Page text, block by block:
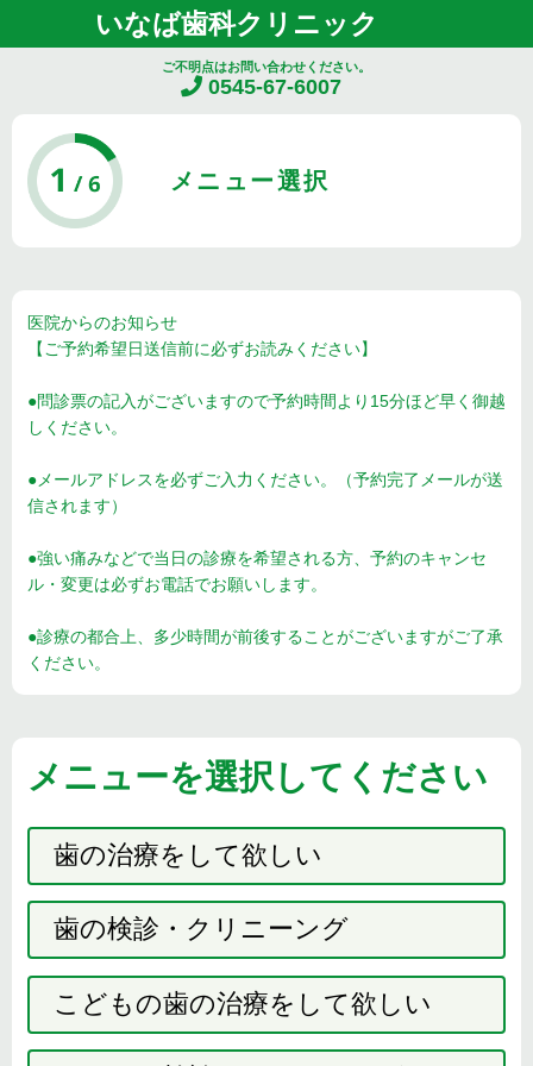
いなば歯科クリニック
ご不明点はお問い合わせください。
0545-67-6007
医院からのお知らせ
【ご予約希望日送信前に必ずお読みください】
●問診票の記入がございますので予約時間より15分ほど早く御越
しください。
●メールアドレスを必ずご入力ください。（予約完了メールが送
信されます）
●強い痛みなどで当日の診療を希望される方、予約のキャンセ
ル・変更は必ずお電話でお願いします。
●診療の都合上、多少時間が前後することがございますがご了承
ください。
メニューを選択してください
歯の治療をして欲しい
歯の検診・クリニーング
こどもの歯の治療をして欲しい
メニュー選択